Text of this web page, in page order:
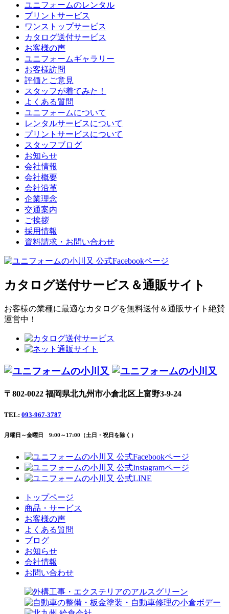
ユニフォームのレンタル
プリントサービス
ワンストップサービス
カタログ送付サービス
お客様の声
ユニフォームギャラリー
お客様訪問
評価とご意見
スタッフが着てみた！
よくある質問
ユニフォームについて
レンタルサービスについて
プリントサービスについて
スタッフブログ
お知らせ
会社情報
会社概要
会社沿革
企業理念
交通案内
ご挨拶
採用情報
資料請求・お問い合わせ
カタログ送付サービス＆通販サイト
お客様の業種に最適なカタログを無料送付＆通販サイト絶賛
運営中！
〒802-0022 福岡県北九州市小倉北区上富野3-9-24
TEL: 093-967-3787
月曜日～金曜日 9:00～17:00（土日・祝日を除く）
トップページ
商品・サービス
お客様の声
よくある質問
ブログ
お知らせ
会社情報
お問い合わせ